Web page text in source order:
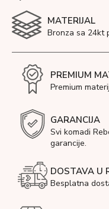
MATERIJAL
Bronza sa 24kt
PREMIUM
Premium
GARANCIJA
Svi komadi
garancije.
DOSTAVA U
Besplatna